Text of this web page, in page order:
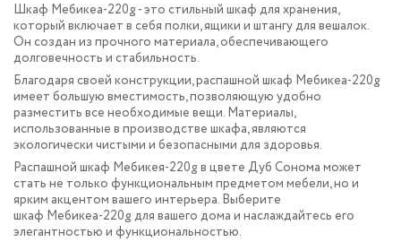
Шкаф Мебикеа-220g - это стильный шкаф для хранения,
который включает в себя полки, ящики и штангу для вешалок.
Он создан из прочного материала, обеспечивающего
долговечность и стабильность.
Благодаря своей конструкции, распашной шкаф Мебикеа-220g
имеет большую вместимость, позволяющую удобно
разместить все необходимые вещи. Материалы,
использованные в производстве шкафа, являются
экологически чистыми и безопасными для здоровья.
Распашной шкаф Мебикея-220gв цвете Дуб Сонома может
стать не только функциональным предметом мебели, но и
ярким акцентом вашего интерьера. Выберите
шкаф Мебикеа-220g для вашего дома и наслаждайтесь его
элегантностью и функциональностью.